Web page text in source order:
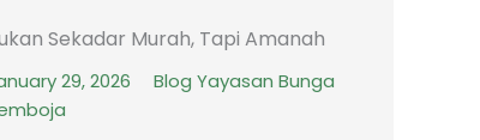
Sekadar Murah, Tapi Amanah
29, 2026
Blog Yayasan Bunga